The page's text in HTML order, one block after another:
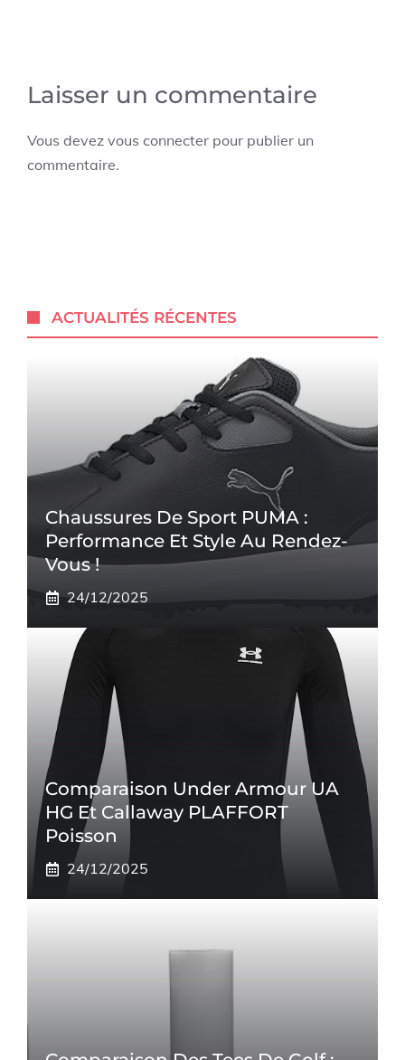
Laisser un commentaire
Vous devez vous connecter pour publier un
commentaire.
ACTUALITÉS RÉCENTES
Chaussures De Sport PUMA :
Performance Et Style Au Rendez-
Vous !
24/12/2025
Comparaison Under Armour UA
HG Et Callaway PLAFFORT
Poisson
24/12/2025